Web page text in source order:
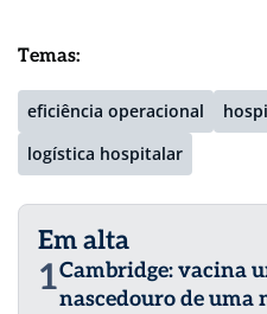
Temas:
eficiência operacional
logística hospitalar
Em alta
1Cambridge: vacina
nascedouro de